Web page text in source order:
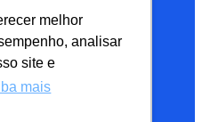
melhor
analisar
site e
mais